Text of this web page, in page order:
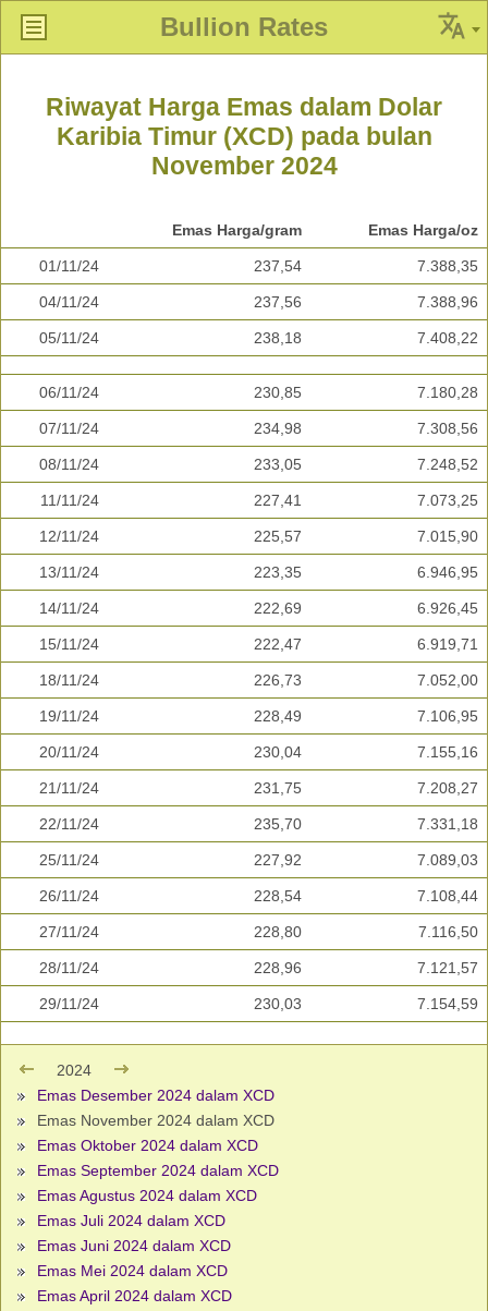
Bullion Rates
Riwayat Harga Emas dalam Dolar
Karibia Timur (XCD) pada bulan
November 2024
Emas Harga/gram Emas Harga/oz
01/11/24 237,54 7.388,35
04/11/24 237,56 7.388,96
05/11/24 238,18 7.408,22
06/11/24 230,85 7.180,28
07/11/24 234,98 7.308,56
08/11/24 233,05 7.248,52
11/11/24 227,41 7.073,25
12/11/24 225,57 7.015,90
13/11/24 223,35 6.946,95
14/11/24 222,69 6.926,45
15/11/24 222,47 6.919,71
18/11/24 226,73 7.052,00
19/11/24 228,49 7.106,95
20/11/24 230,04 7.155,16
21/11/24 231,75 7.208,27
22/11/24 235,70 7.331,18
25/11/24 227,92 7.089,03
26/11/24 228,54 7.108,44
27/11/24 228,80 7.116,50
28/11/24 228,96 7.121,57
29/11/24 230,03 7.154,59
2024
Emas Desember 2024 dalam XCD
Emas November 2024 dalam XCD
Emas Oktober 2024 dalam XCD
Emas September 2024 dalam XCD
Emas Agustus 2024 dalam XCD
Emas Juli 2024 dalam XCD
Emas Juni 2024 dalam XCD
Emas Mei 2024 dalam XCD
Emas April 2024 dalam XCD